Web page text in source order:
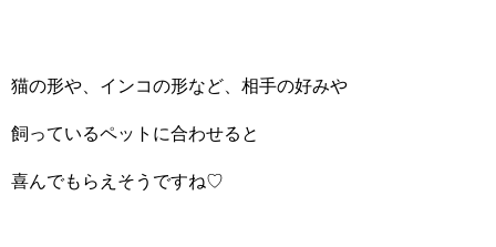
猫の形や、インコの形など、相手の好みや
飼っているペットに合わせると
喜んでもらえそうですね♡